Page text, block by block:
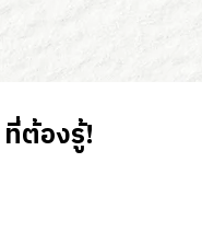
ที่ต้องรู้!